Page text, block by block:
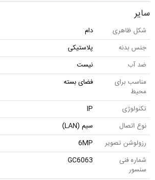
سایر
شکل ظاهری
دام
جنس بدنه
پلاستیکی
ضد آب
نیست
مناسب برای
محیط
فضای بسته
تکنولوژی
IP
نوع اتصال
سیم (LAN)
رزولوشن تصویر
6MP
شماره فنی
سنسور
GC6063